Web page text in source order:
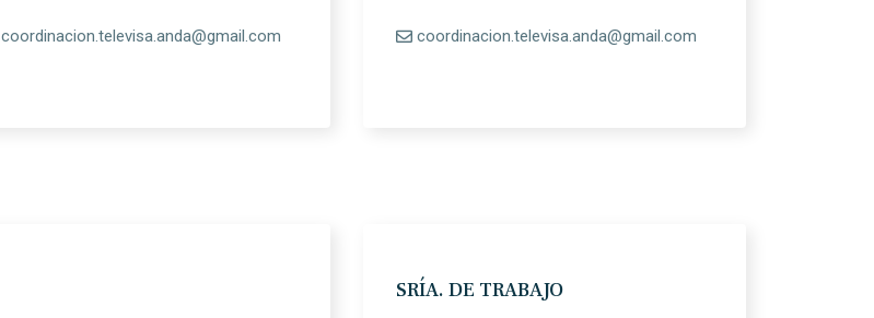
coordinacion.televisa.anda@gmail.com coordinacion.televisa.anda@gmail.com
SRÍA. DE TRABAJO